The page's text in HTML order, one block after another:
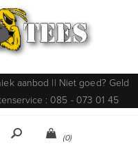
aanbod || Niet goed? Geld
: 085 - 073 01 45
(0)